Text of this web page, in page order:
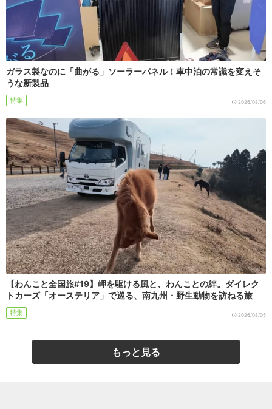
ガラス製なのに「曲がる」ソーラーパネル！車中泊の常識を変えそ
うな新製品
特集 2026/08/06
【わんこと全国旅#19】岬を駆ける風と、わんことの絆。ダイレク
トカーズ「オーステリア」で巡る、南九州・野生動物を訪ねる旅
特集 2026/08/05
もっと見る